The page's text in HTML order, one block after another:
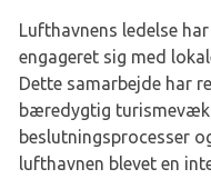
Lufthavnens ledelse
engageret sig med
Dette samarbejde har
bæredygtig
beslutningsprocesser
lufthavnen blevet en